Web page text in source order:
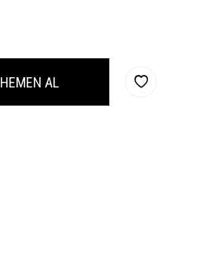
HEMEN AL